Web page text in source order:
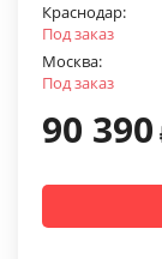
Краснодар:
Под заказ
Москва:
Под заказ
90 390